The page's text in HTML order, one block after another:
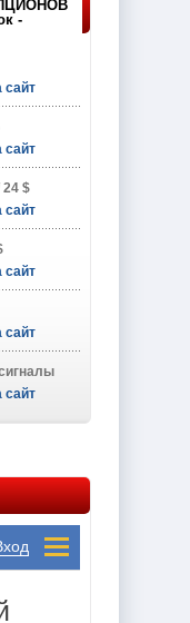
-
сайт
сайт
24 $
сайт
сайт
сайт
сайт